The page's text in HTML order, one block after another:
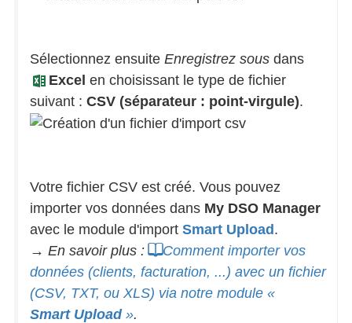
Sélectionnez ensuite Enregistrez sousdans
Excel en choisissant le type de fichier
suivant : CSV (séparateur : point-virgule).
Votre fichier CSV est créé. Vous pouvez
importer vos données dans My DSO Manager
avec le module d'import Smart Upload.
→ En savoir plus :
Comment importer vos
données (clients, facturation, ...) avec un fichier
(CSV, TXT, ou XLS) via notre module «
Smart Upload».